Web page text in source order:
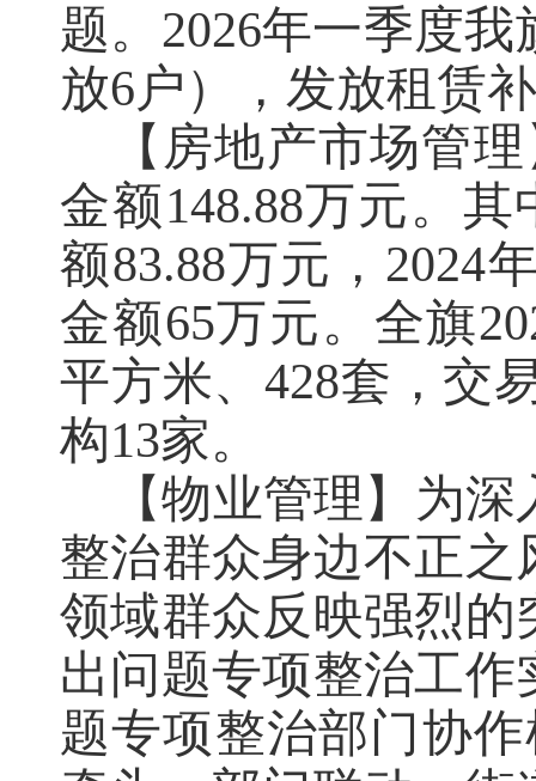
题。2026年一季度
放6户），发放租赁
【房地产市场管
金额148.88万元。
额83.88万元，2024
金额65万元。全旗
平方米、428套，交
构13家。
【物业管理】为
整治群众身边不正
领域群众反映强烈的
出问题专项整治工
题专项整治部门协